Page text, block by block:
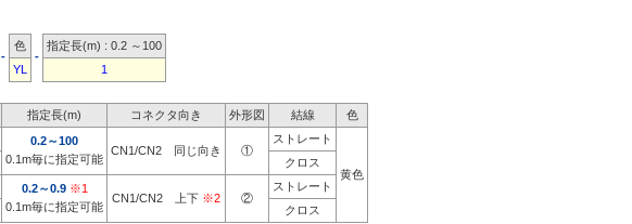
-
色
-
指定長(m) : 0.2 ～100
YL 1
指定長(m) コネクタ向き 外形図 結線
色
0.2～100
0.1m毎に指定可能
CN1/CN2 同じ向き ①
ストレート
黄色
クロス
0.2～0.9 ※1
0.1m毎に指定可能
CN1/CN2 上下 ※2 ②
ストレート
クロス